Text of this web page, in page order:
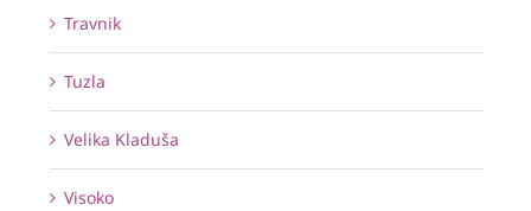
Travnik
Tuzla
Velika Kladuša
Visoko